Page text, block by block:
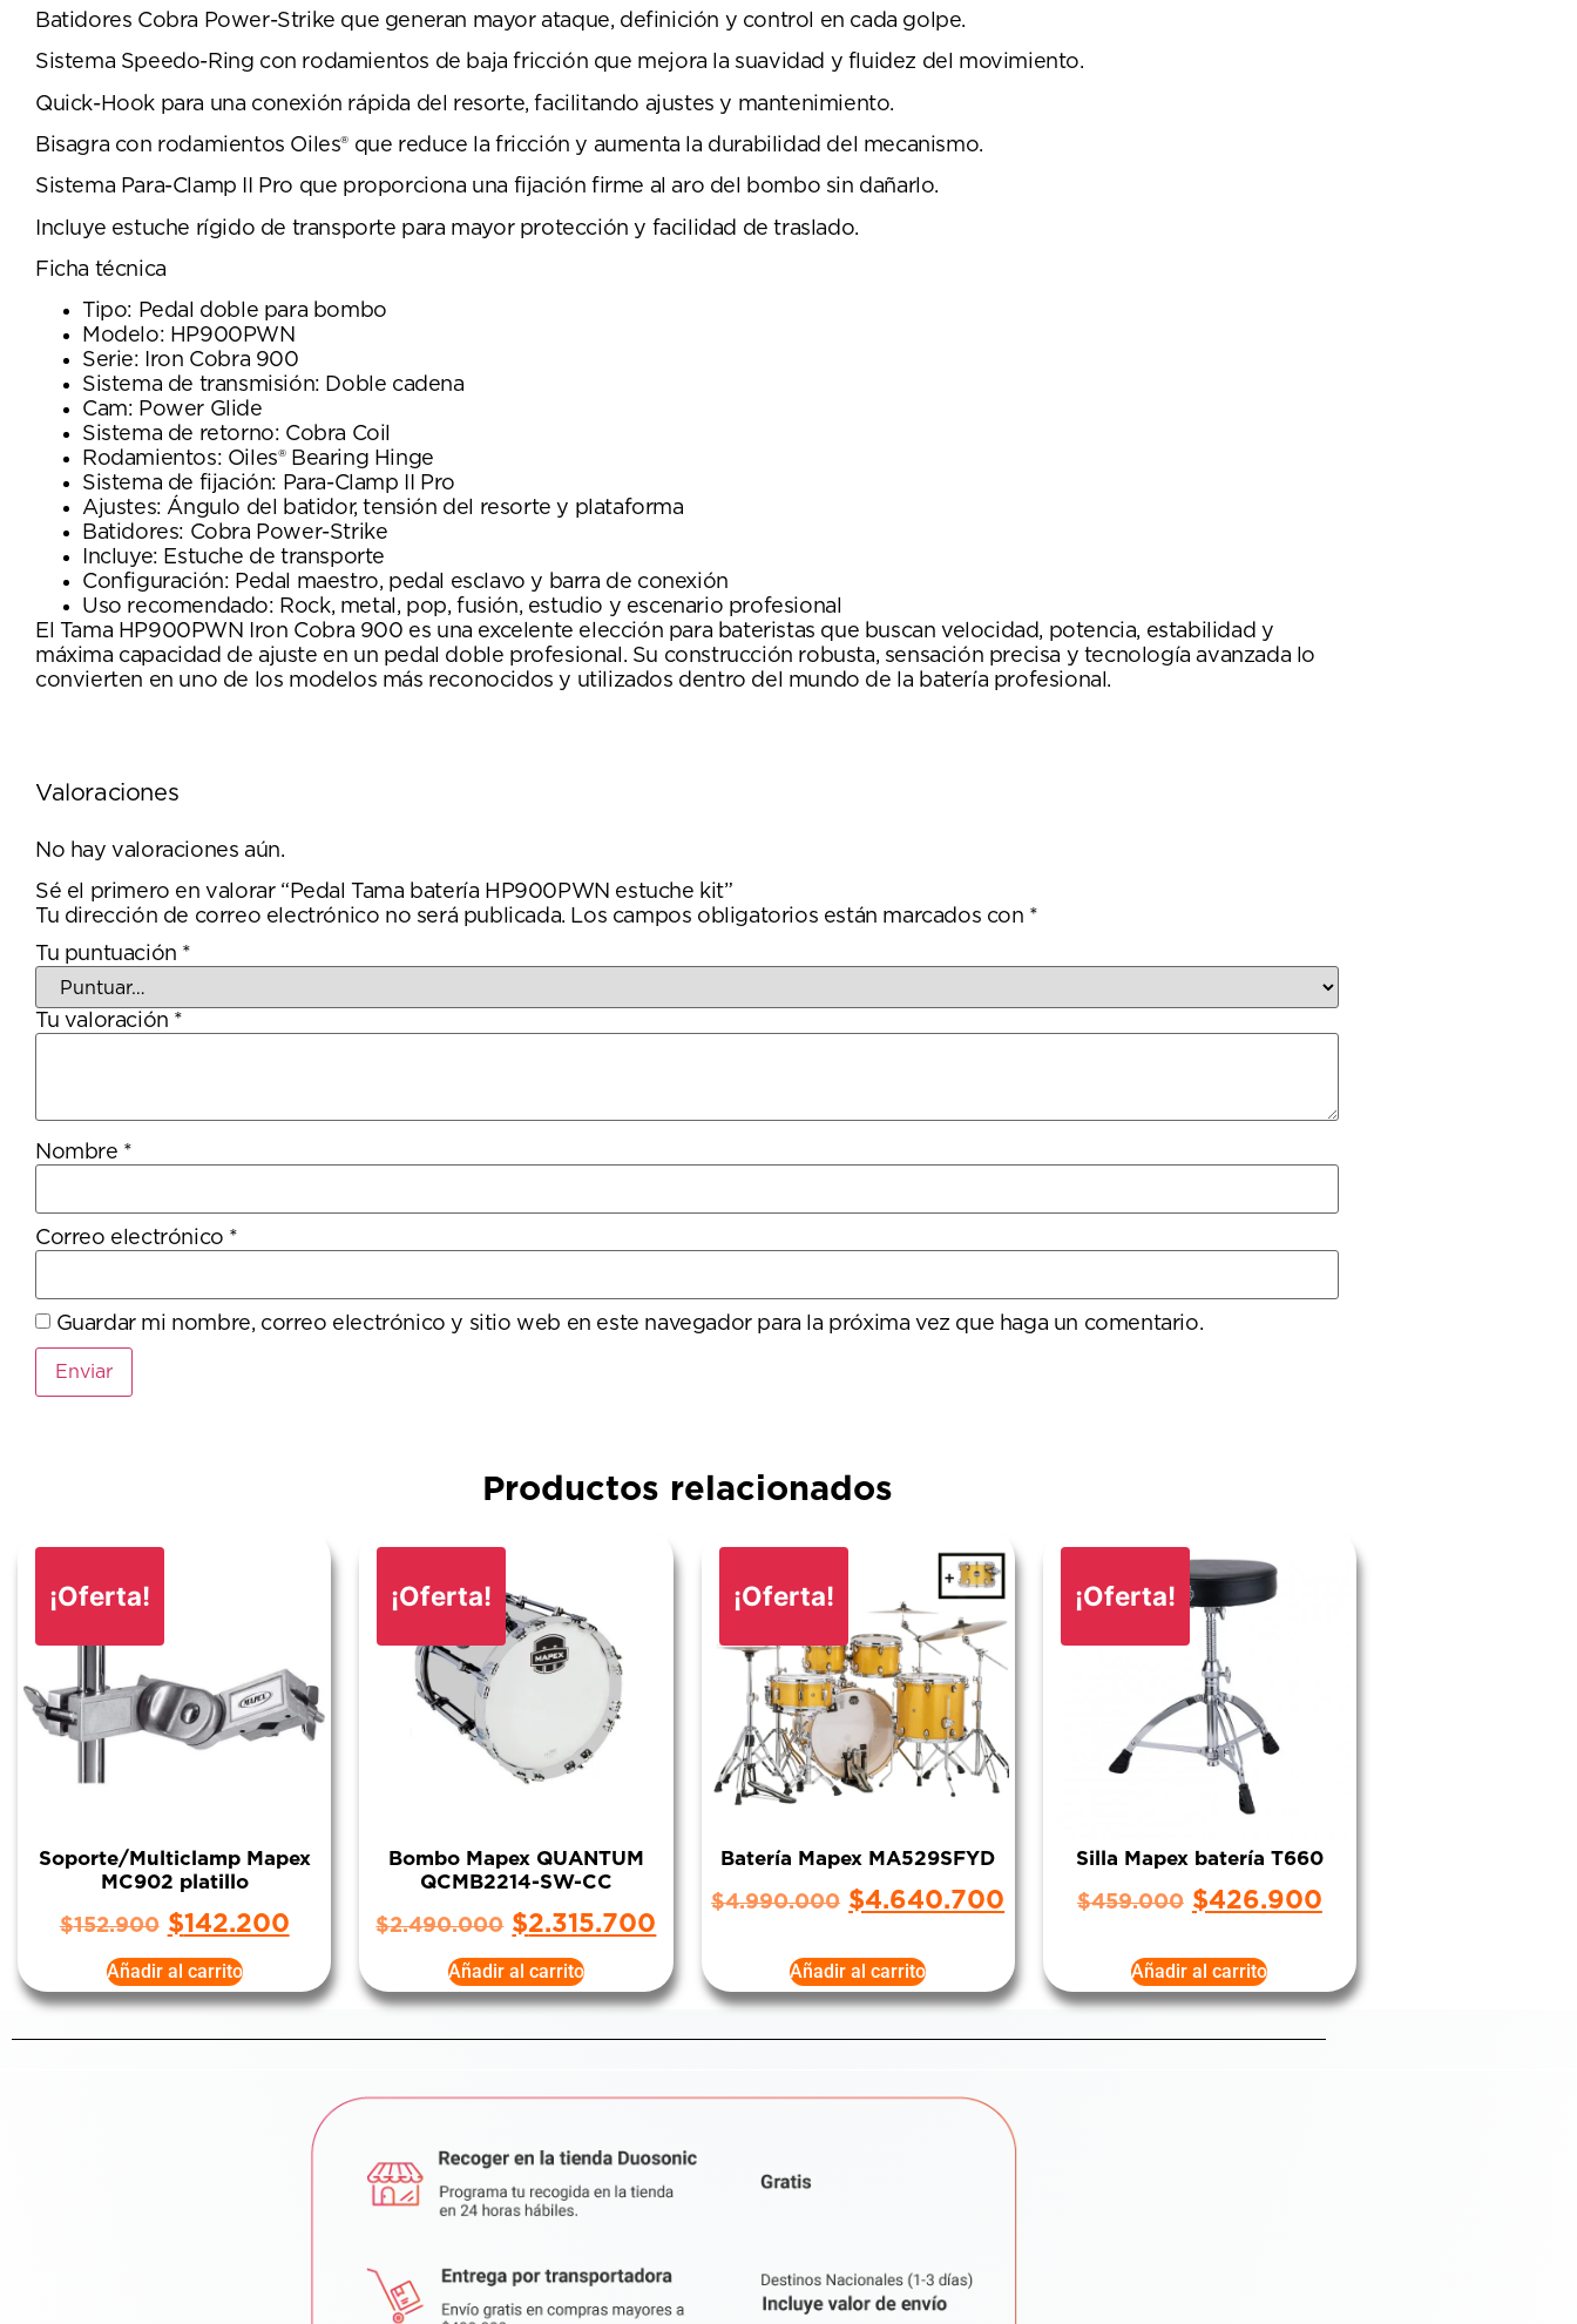
Batidores Cobra Power-Strike que generan mayor ataque, definición y control en cada golpe.
Sistema Speedo-Ring con rodamientos de baja fricción que mejora la suavidad y fluidez del movimiento.
Quick-Hook para una conexión rápida del resorte, facilitando ajustes y mantenimiento.
Bisagra con rodamientos Oiles® que reduce la fricción y aumenta la durabilidad del mecanismo.
Sistema Para-Clamp II Pro que proporciona una fijación firme al aro del bombo sin dañarlo.
Incluye estuche rígido de transporte para mayor protección y facilidad de traslado.
Ficha técnica
Tipo: Pedal doble para bombo
Modelo: HP900PWN
Serie: Iron Cobra 900
Sistema de transmisión: Doble cadena
Cam: Power Glide
Sistema de retorno: Cobra Coil
Rodamientos: Oiles® Bearing Hinge
Sistema de fijación: Para-Clamp II Pro
Ajustes: Ángulo del batidor, tensión del resorte y plataforma
Batidores: Cobra Power-Strike
Incluye: Estuche de transporte
Configuración: Pedal maestro, pedal esclavo y barra de conexión
Uso recomendado: Rock, metal, pop, fusión, estudio y escenario profesional
El Tama HP900PWN Iron Cobra 900 es una excelente elección para bateristas que buscan velocidad, potencia, estabilidad y
máxima capacidad de ajuste en un pedal doble profesional. Su construcción robusta, sensación precisa y tecnología avanzada lo
convierten en uno de los modelos más reconocidos y utilizados dentro del mundo de la batería profesional.
Valoraciones
No hay valoraciones aún.
Sé el primero en valorar “Pedal Tama batería HP900PWN estuche kit”
Tu dirección de correo electrónico no será publicada. Los campos obligatorios están marcados con *
Tu puntuación *
Tu valoración *
Nombre *
Correo electrónico *
Guardar mi nombre, correo electrónico y sitio web en este navegador para la próxima vez que haga un comentario.
Productos relacionados
¡Oferta!
Soporte/Multiclamp Mapex
MC902 platillo
$152.900 $142.200
Añadir al carrito
¡Oferta!
Bombo Mapex QUANTUM
QCMB2214-SW-CC
$2.490.000 $2.315.700
Añadir al carrito
¡Oferta!
Batería Mapex MA529SFYD
$4.990.000 $4.640.700
Añadir al carrito
¡Oferta!
Silla Mapex batería T660
$459.000 $426.900
Añadir al carrito